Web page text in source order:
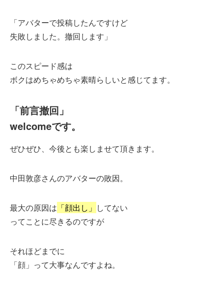
「アバターで投稿したんですけど
失敗しました。撤回します」
このスピード感は
ボクはめちゃめちゃ素晴らしいと感じてます。
「前言撤回」
welcomeです。
ぜひぜひ、今後とも楽しませて頂きます。
中田敦彦さんのアバターの敗因。
最大の原因は 「顔出し」 してない
ってことに尽きるのですが
それほどまでに
「顔」って大事なんですよね。